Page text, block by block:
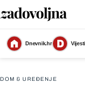
Dnevnik.hr
Plakat svog omiljenog filma
DOM & UREĐENJE